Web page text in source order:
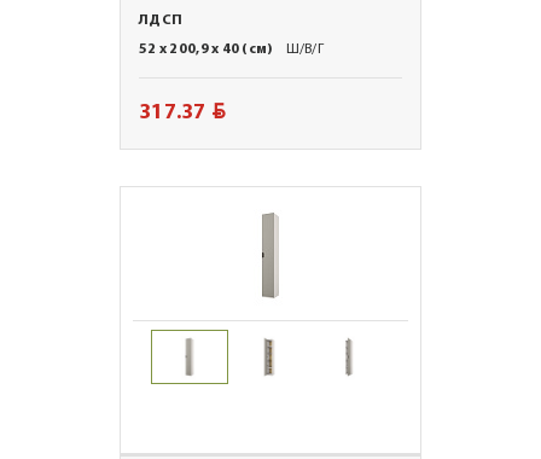
ЛДСП
52 x 200,9 x 40 (см)
Ш/В/Г
317.37 BYN